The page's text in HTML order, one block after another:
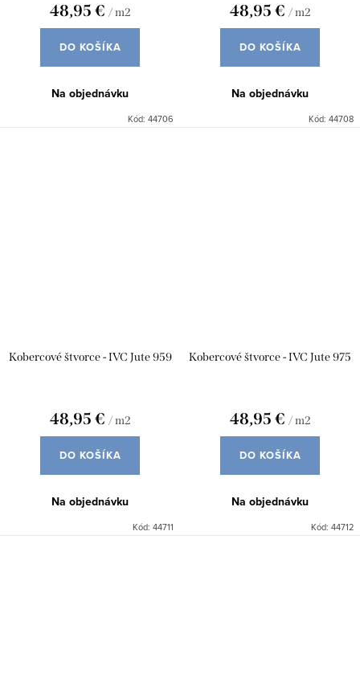
48,95 € / m2
DO KOŠÍKA
Na objednávku
Kód: 44706
48,95 € / m2
DO KOŠÍKA
Na objednávku
Kód: 44708
Kobercové štvorce - IVC Jute 959
48,95 € / m2
DO KOŠÍKA
Na objednávku
Kód: 44711
Kobercové štvorce - IVC Jute 975
48,95 € / m2
DO KOŠÍKA
Na objednávku
Kód: 44712